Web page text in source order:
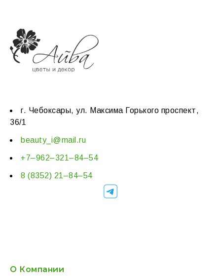
г. Чебоксары, ул. Максима Горького проспект,
36/1
beauty_i@mail.ru
+7–962–321–84–54
8 (8352) 21–84–54
О Компании